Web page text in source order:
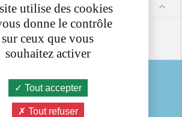
utilise des cookies
donne le contrôle
sur ceux que vous
souhaitez activer
Tout accepter
Tout refuser